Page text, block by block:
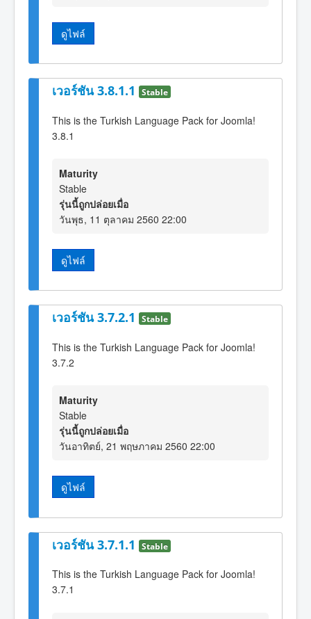
ดูไฟล์
เวอร์ชัน 3.8.1.1 Stable
This is the Turkish Language Pack for Joomla!
3.8.1
Maturity
Stable
รุ่นนี้ถูกปล่อยเมื่อ
วันพุธ, 11 ตุลาคม 2560 22:00
ดูไฟล์
เวอร์ชัน 3.7.2.1 Stable
This is the Turkish Language Pack for Joomla!
3.7.2
Maturity
Stable
รุ่นนี้ถูกปล่อยเมื่อ
วันอาทิตย์, 21 พฤษภาคม 2560 22:00
ดูไฟล์
เวอร์ชัน 3.7.1.1 Stable
This is the Turkish Language Pack for Joomla!
3.7.1